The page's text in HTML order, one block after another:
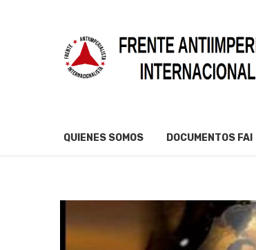
QUIENES SOMOS DOCUMENTOS FAI